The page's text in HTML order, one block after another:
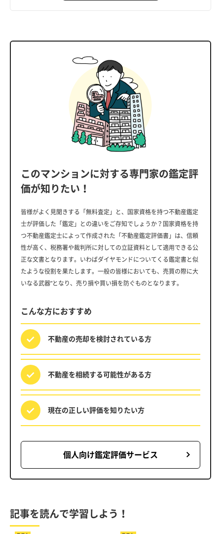
このマンションに対する専門家の鑑定評
価が知りたい！
皆様がよく見聞きする「無料査定」と、国家資格を持つ不動産鑑定
士が評価した「鑑定」との違いをご存知でしょうか？国家資格を持
つ不動産鑑定士によって作成された「不動産鑑定評価書」は、信頼
性が高く、税務署や裁判所に対しての立証資料として適用できる公
正な文書となります。いわばダイヤモンドについてくる鑑定書と似
たような役割を果たします。一般の皆様においても、売買の際に大
いなる武器”となり、売り損や買い損を防ぐものとなります。
こんな方におすすめ
不動産の売却を検討されている方
不動産を相続する可能性がある方
現在の正しい評価を知りたい方
個人向け鑑定評価サービス
記事を読んで学習しよう！